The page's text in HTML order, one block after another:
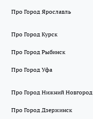
Про Город Ярославль
Про Город Курск
Про Город Рыбинск
Про Город Уфа
Про Город Нижний Новгород
Про Город Дзержинск